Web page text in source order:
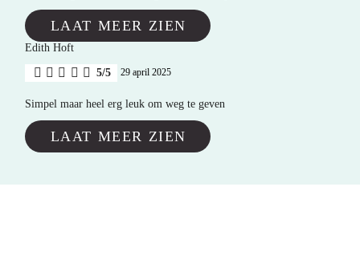
LAAT MEER ZIEN
Edith Hoft
5/5 29 april 2025
Simpel maar heel erg leuk om weg te geven
LAAT MEER ZIEN